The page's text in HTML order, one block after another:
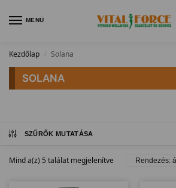
MENÜ
Kezdőlap / Solana
SOLANA
SZŰRŐK MUTATÁSA
Mind a(z) 5 találat megjelenítve